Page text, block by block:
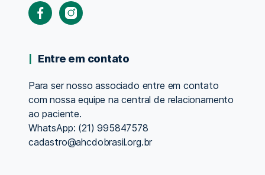
FacebookInstagram
Entre em contato
Para ser nosso associado entre em contato
com nossa equipe na central de relacionamento
ao paciente.
WhatsApp: (21) 995847578
cadastro@ahcdobrasil.org.br